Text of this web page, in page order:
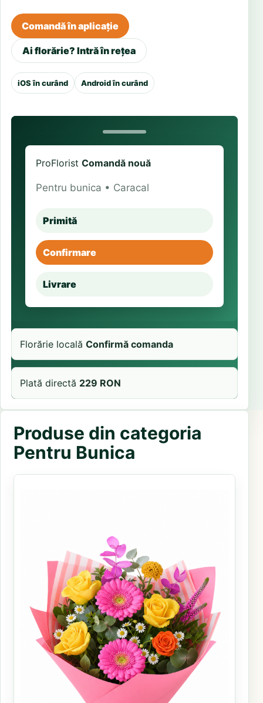
Comandă în aplicație
Ai florărie? Intră în rețea
iOS în curând Android în curând
ProFlorist Comandă nouă
Pentru bunica • Caracal
Primită
Confirmare
Livrare
Florărie locală Confirmă comanda
Plată directă 229 RON
Produse din categoria
Pentru Bunica